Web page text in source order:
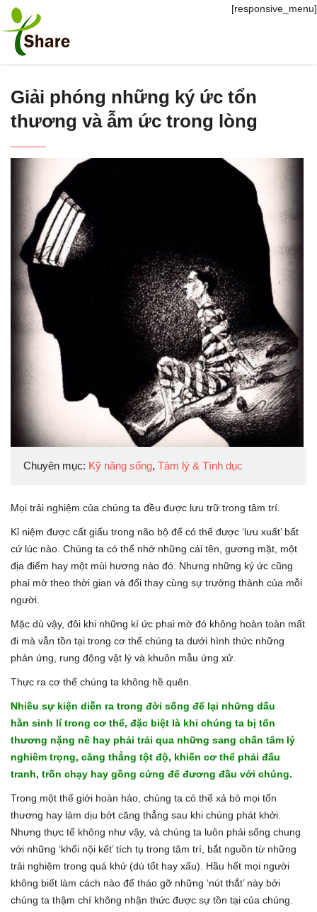
[responsive_menu]
Giải phóng những ký ức tổn
thương và ẫm ức trong lòng
Chuyên mục: Kỹ năng sống, Tâm lý & Tình dục
Mọi trải nghiệm của chúng ta đều được lưu trữ trong tâm trí.
Kỉ niệm được cất giấu trong não bộ để có thể được ‘lưu xuất’ bất
cứ lúc nào. Chúng ta có thể nhớ những cái tên, gương mặt, một
địa điểm hay một mùi hương nào đó. Nhưng những ký ức cũng
phai mờ theo thời gian và đổi thay cùng sự trưởng thành của mỗi
người.
Mặc dù vậy, đôi khi những kí ức phai mờ đó không hoàn toàn mất
đi mà vẫn tồn tại trong cơ thể chúng ta dưới hình thức những
phản ứng, rung động vật lý và khuôn mẫu ứng xử.
Thực ra cơ thể chúng ta không hề quên.
Nhiều sự kiện diễn ra trong đời sống để lại những dấu
hằn sinh lí trong cơ thể, đặc biệt là khi chúng ta bị tổn
thương nặng nề hay phải trải qua những sang chấn tâm lý
nghiêm trọng, căng thẳng tột độ, khiến cơ thể phải đấu
tranh, trốn chạy hay gồng cứng để đương đầu với chúng.
Trong một thế giới hoàn hảo, chúng ta có thể xả bỏ mọi tổn
thương hay làm dịu bớt căng thẳng sau khi chúng phát khởi.
Nhưng thực tế không như vậy, và chúng ta luôn phải sống chung
với những ‘khối nội kết’ tích tụ trong tâm trí, bắt nguồn từ những
trải nghiệm trong quá khứ (dù tốt hay xấu). Hầu hết mọi người
không biết làm cách nào để tháo gỡ những ‘nút thắt’ này bởi
chúng ta thậm chí không nhận thức được sự tồn tại của chúng.